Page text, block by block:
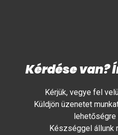
Kérdése van?
Kérjük, vegye fel
Küldjön üzenetet
lehetőségre
Készséggel állunk